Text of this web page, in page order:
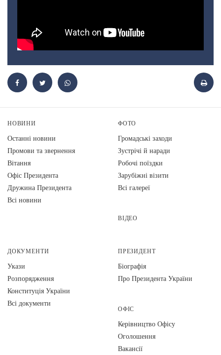
НОВИНИ
Останні новини
Промови та звернення
Вiтання
Офіс Президента
Дружина Президента
Всі новини
ФОТО
Громадські заходи
Зустрічі й наради
Робочі поїздки
Зарубіжні візити
Всі галереї
ВІДЕО
ДОКУМЕНТИ
Укази
Розпорядження
Конституція України
Всі документи
ПРЕЗИДЕНТ
Біографія
Про Президента України
ОФІС
Керівництво Офісу
Оголошення
Вакансії